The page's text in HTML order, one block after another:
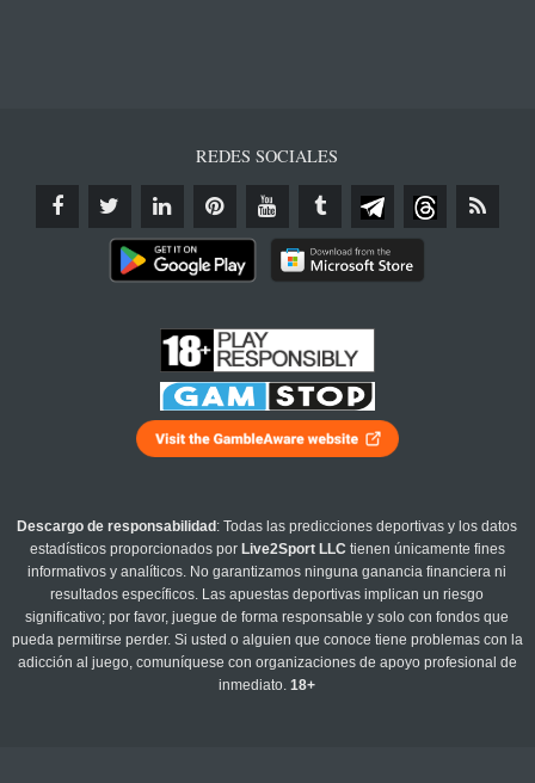
REDES SOCIALES
Descargo de responsabilidad : Todas las predicciones deportivas y los datos
estadísticos proporcionados por Live2Sport LLC tienen únicamente fines
informativos y analíticos. No garantizamos ninguna ganancia financiera ni
resultados específicos. Las apuestas deportivas implican un riesgo
significativo; por favor, juegue de forma responsable y solo con fondos que
pueda permitirse perder. Si usted o alguien que conoce tiene problemas con la
adicción al juego, comuníquese con organizaciones de apoyo profesional de
inmediato.18+